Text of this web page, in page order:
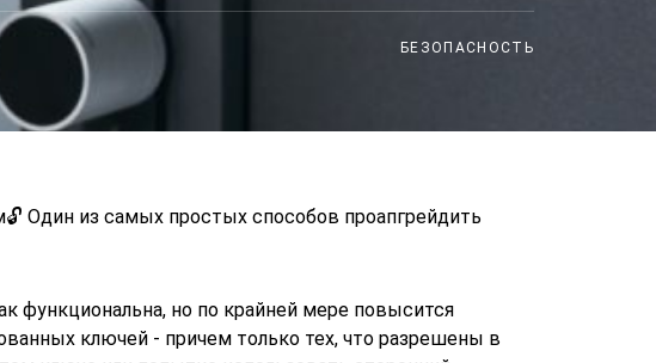
БЕЗОПАСНОСТЬ
Один из самых простых способов проапгрейдить
функциональна, но по крайней мере повысится
ключей - причем только тех, что разрешены в